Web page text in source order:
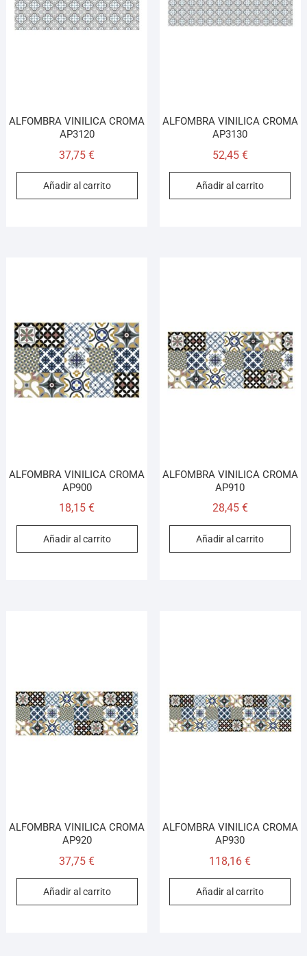
ALFOMBRA VINILICA CROMA
AP3120
37,75€
Añadir al carrito
ALFOMBRA VINILICA CROMA
AP3130
52,45 €
Añadir al carrito
ALFOMBRA VINILICA CROMA
AP900
18,15€
Añadir al carrito
ALFOMBRA VINILICA CROMA
AP910
28,45 €
Añadir al carrito
ALFOMBRA VINILICA CROMA
AP920
37,75€
Añadir al carrito
ALFOMBRA VINILICA CROMA
AP930
118,16€
Añadir al carrito